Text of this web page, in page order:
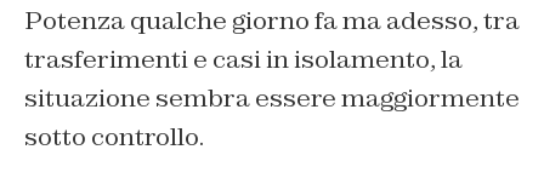
Potenza qualche giorno fa ma adesso, tra
trasferimenti e casi in isolamento, la
situazione sembra essere maggiormente
sotto controllo.